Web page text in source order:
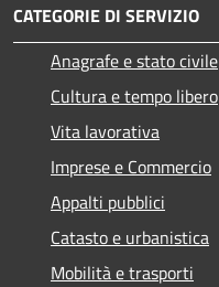
CATEGORIE DI SERVIZIO
Anagrafe e stato civile
Cultura e tempo libero
Vita lavorativa
Imprese e Commercio
Appalti pubblici
Catasto e urbanistica
Mobilità e trasporti